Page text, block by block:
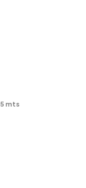
mts